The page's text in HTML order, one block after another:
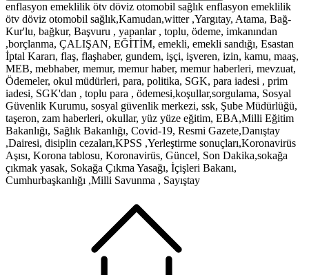
enflasyon emeklilik ötv döviz otomobil sağlık enflasyon emeklilik
ötv döviz otomobil sağlık,Kamudan,witter ,Yargıtay, Atama, Bağ-
Kur'lu, bağkur, Başvuru , yapanlar , toplu, ödeme, imkanından
,borçlanma, ÇALIŞAN, EĞİTİM, emekli, emekli sandığı, Esastan
İptal Kararı, flaş, flaşhaber, gundem, işçi, işveren, izin, kamu, maaş,
MEB, mebhaber, memur, memur haber, memur haberleri, mevzuat,
Ödemeler, okul müdürleri, para, politika, SGK, para iadesi , prim
iadesi, SGK'dan , toplu para , ödemesi,koşullar,sorgulama, Sosyal
Güvenlik Kurumu, sosyal güvenlik merkezi, ssk, Şube Müdürlüğü,
taşeron, zam haberleri, okullar, yüz yüze eğitim, EBA,Milli Eğitim
Bakanlığı, Sağlık Bakanlığı, Covid-19, Resmi Gazete,Danıştay
,Dairesi, disiplin cezaları,KPSS ,Yerleştirme sonuçları,Koronavirüs
Aşısı, Korona tablosu, Koronavirüs, Güncel, Son Dakika,sokağa
çıkmak yasak, Sokağa Çıkma Yasağı, İçişleri Bakanı,
Cumhurbaşkanlığı ,Milli Savunma , Sayıştay